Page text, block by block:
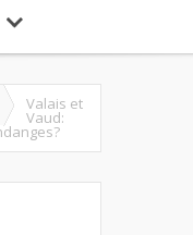
Valais et
Vaud: